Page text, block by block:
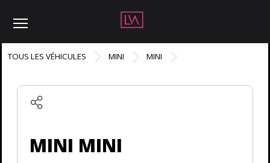
TOUS LES VÉHICULES MINI MINI
MINI MINI